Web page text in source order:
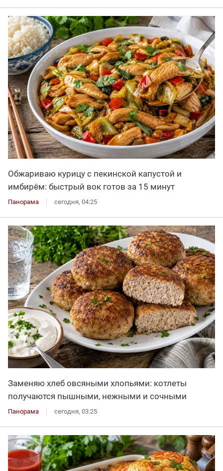
Обжариваю курицу с пекинской капустой и
имбирём: быстрый вок готов за 15 минут
Панорама сегодня, 04:25
Заменяю хлеб овсяными хлопьями: котлеты
получаются пышными, нежными и сочными
Панорама сегодня, 03:25